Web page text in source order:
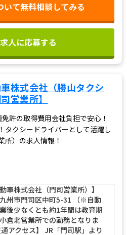
いて無料相談してみる
人に応募する
株式会社（勝山タクシ
営業所】
許の取得費用会社負担で安心！
タクシードライバーとして活躍し
所）の求人情報！
車株式会社（門司営業所）】
州市門司区中町5-31 （※自動
後少なくとも約1年間は教育期
倉北営業所での勤務となりま
アクセス】 JR「門司駅」より